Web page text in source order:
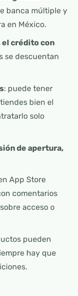
banca múltiple y
en México.
el crédito con
se descuentan
: puede tener
bien el
solo
de apertura,
App Store
comentarios
acceso o
pueden
hay que